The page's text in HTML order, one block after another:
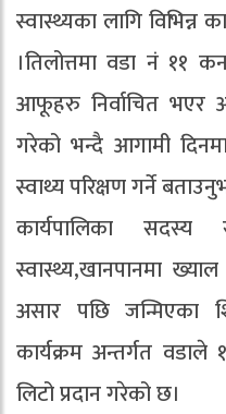
स्वास्थ्यका लागि विभिन्न
।तिलोत्तमा वडा नं ११
आफूहरु निर्वाचित भएर
गरेको भन्दै आगामी
स्वाथ्य परिक्षण गर्ने
कार्यपालिका सदस्य
स्वास्थ्य,खानपानमा
असार पछि जन्मिएका
कार्यक्रम अन्तर्गत
लिटो प्रदान गरेको छ।